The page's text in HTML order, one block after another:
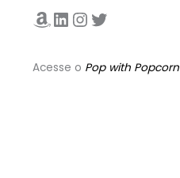
Amazon
LinkedIn
Instagram
Twitter
Acesse o Pop with Popcorn